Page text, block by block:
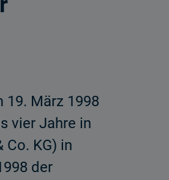
19. März 1998
vier Jahre in
Co. KG) in
der